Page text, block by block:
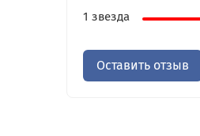
1 звезда
Оставить отзыв